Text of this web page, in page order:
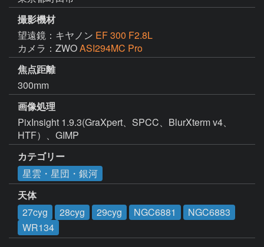
撮影機材
望遠鏡：キヤノン EF 300 F2.8L
カメラ：ZWOASI294MC Pro
焦点距離
300mm
画像処理
PixInsight 1.9.3(GraXpert、SPCC、BlurXterm v4、
HTF）、GIMP
カテゴリー
星雲・星団・銀河
天体
27cyg
28cyg 29cyg NGC6881
NGC6883
WR134